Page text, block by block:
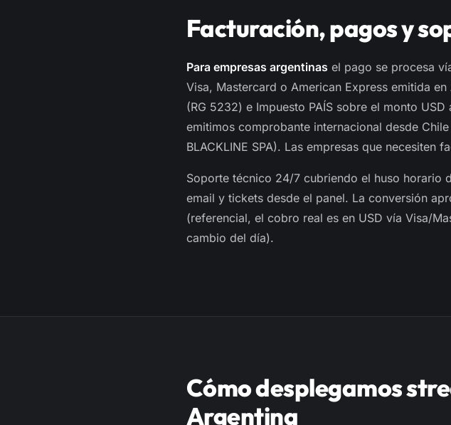
Facturación, pagos y
Para empresas argentinas el pago se procesa
Visa, Mastercard o American Express emitida
(RG 5232) e Impuesto PAÍS sobre el monto USD
emitimos comprobante internacional desde
BLACKLINE SPA). Las empresas que
Soporte técnico 24/7 cubriendo el huso horario
email y tickets desde el panel. La conversión
(referencial, el cobro real es en USD vía Visa/
cambio del día).
Cómo desplegamos
Argentina